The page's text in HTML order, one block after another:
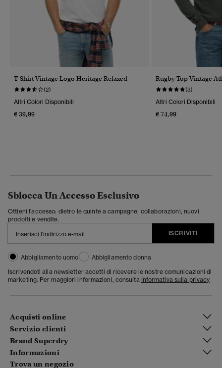
T-Shirt Vintage Logo Heritage Relaxed
(2)
Altri Colori Disponibili
€ 39,99
Rugby Top Vintage
(3)
Altri Colori Disponibili
€ 74,99
Sblocca Un Accesso Esclusivo
Ottieni l'accesso: dietro le quinte a campagne, collaborazioni, nuovi
prodotti e vendite.
ISCRIVITI
Abbigliamento uomo
Abbigliamento donna
Iscrivendoti alla newsletter accetti di ricevere le nostre comunicazioni di
marketing. Per maggiori informazioni, consulta Informativa sulla privacy
Acquisti online
Servizio clienti
Brand Superdry
Informazioni
Trova un negozio